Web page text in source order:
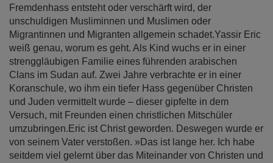
Fremdenhass entsteht oder verschärft wird, der
unschuldigen Musliminnen und Muslimen oder
Migrantinnen und Migranten allgemein schadet.Yassir Eric
weiß genau, worum es geht. Als Kind wuchs er in einer
strenggläubigen Familie eines führenden arabischen
Clans im Sudan auf. Zwei Jahre verbrachte er in einer
Koranschule, wo ihm ein tiefer Hass gegenüber Christen
und Juden vermittelt wurde – dieser gipfelte in dem
Versuch, mit Freunden einen christlichen Mitschüler
umzubringen.Eric ist Christ geworden. Deswegen wurde er
von seinem Vater verstoßen. »Das ist lange her. Ich habe
seitdem viel gelernt über das Miteinander von Christen und